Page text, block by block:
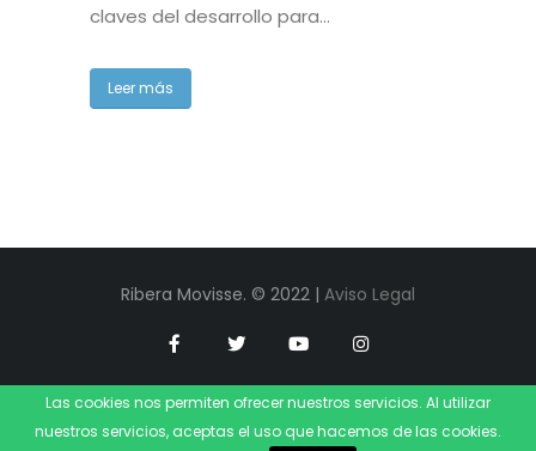
claves del desarrollo para...
Leer más
Ribera Movisse. © 2022 | Aviso Legal
Las cookies nos permiten ofrecer nuestros servicios. Al utilizar
nuestros servicios, aceptas el uso que hacemos de las cookies.